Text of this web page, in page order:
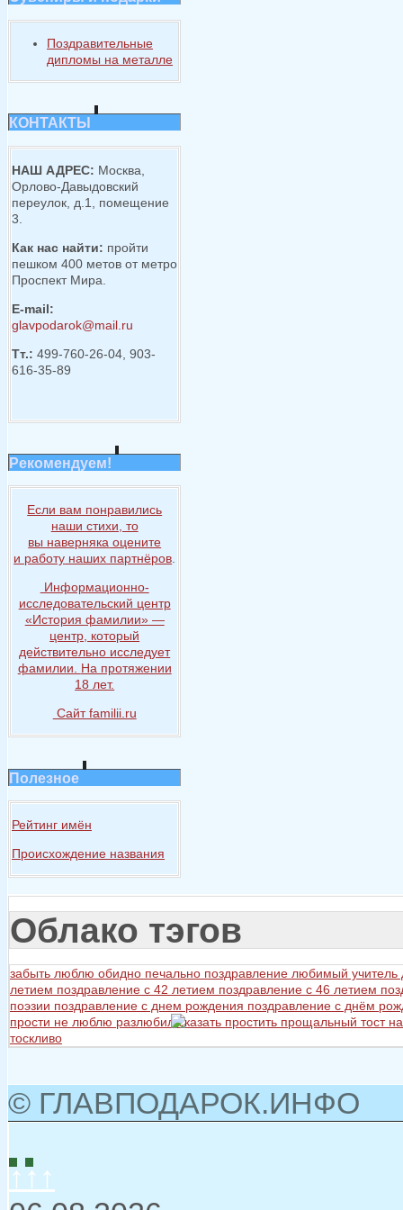
Поздравительные
дипломы на металле
КОНТАКТЫ
НАШ АДРЕС: Москва,
Орлово-Давыдовский
переулок, д.1, помещение
3.
Как нас найти: пройти
пешком 400 метов от метро
Проспект Мира.
E-mail:
glavpodarok@mail.ru
Тт.: 499-760-26-04, 903-
616-35-89
Рекомендуем!
Если вам понравились
наши стихи, то
вы наверняка оцените
и работу наших партнёров.
Информационно-
исследовательский центр
«История фамилии» —
центр, который
действительно исследует
фамилии. На протяжении
18 лет.
Сайт familii.ru
Полезное
Рейтинг имён
Происхождение названия
Облако тэгов
забыть люблю обидно печально поздравление любимый учитель
летием поздравление с 42 летием поздравление с 46 летием
поэзии поздравление с днем рождения поздравление с днём
прости не люблю разлюбил сказать простить прощальный тост
тоскливо
© ГЛАВПОДАРОК.ИНФО
↑↑↑